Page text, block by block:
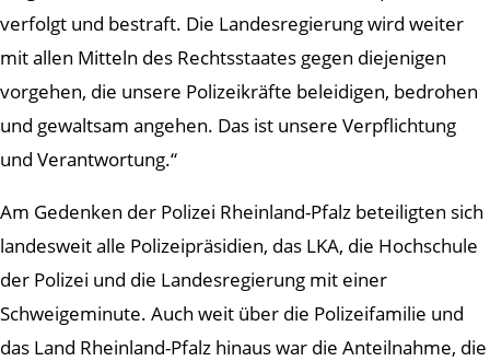
verfolgt und bestraft. Die Landesregierung wird weiter
mit allen Mitteln des Rechtsstaates gegen diejenigen
vorgehen, die unsere Polizeikräfte beleidigen, bedrohen
und gewaltsam angehen. Das ist unsere Verpflichtung
und Verantwortung.“
Am Gedenken der Polizei Rheinland-Pfalz beteiligten sich
landesweit alle Polizeipräsidien, das LKA, die Hochschule
der Polizei und die Landesregierung mit einer
Schweigeminute. Auch weit über die Polizeifamilie und
das Land Rheinland-Pfalz hinaus war die Anteilnahme, die